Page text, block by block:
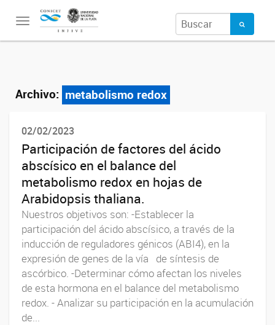
Toggle
navigation
Archivo: metabolismo redox
02/02/2023
Participación de factores del ácido
abscísico en el balance del
metabolismo redox en hojas de
Arabidopsis thaliana.
Nuestros objetivos son: -Establecer la
participación del ácido abscísico, a través de la
inducción de reguladores génicos (ABI4), en la
expresión de genes de la vía de síntesis de
ascórbico. -Determinar cómo afectan los niveles
de esta hormona en el balance del metabolismo
redox. - Analizar su participación en la acumulación
de...